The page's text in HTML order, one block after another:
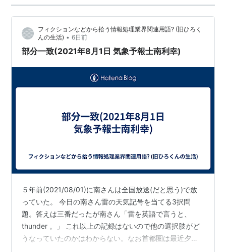
島・新潟
提供範囲：福島・茨城・栃木・群馬・埼玉・千
葉・東京・神奈川・新潟・山梨・静岡東部
http://www.rikuden.co.jp/hopes/menu.htm
提供範囲：富山・石川・福井・長野・岐阜
提供範囲：長野・岐阜・静岡西部・愛知・三重
フィクションなどから拾う情報処理業界関連用語? (旧ひろく
んの生活) • 6日前
部分一致(2021年8月1日 気象予報士南利幸)
５年前(2021/08/01)に南さんは全国放送(だと思う)で放
っていた。 今日の南さん雷の天気記号を当てる3択問
題。答えは三番だったが南さん「雷を英語で言うと、
thunder 。」 これ以上の記録はないので他の選択肢がど
うなっていたのかはわからない。なお首都圏は最近夕方